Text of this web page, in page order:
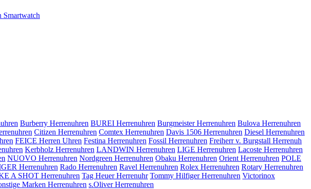
Smartwatch
Burberry Herrenuhren BUREI Herrenuhren Burgmeister Herrenuhren Bulova Herrenuhren
Citizen Herrenuhren Comtex Herrenuhren Davis 1506 Herrenuhren Diesel Herrenuhren
FEICE Herren Uhren Festina Herrenuhren Fossil Herrenuhren Freiherr v. Burgstall Herrenuh
Kerbholz Herrenuhren LANDWIN Herrenuhren LIGE Herrenuhren Lacoste Herrenuhren
NUOVO Herrenuhren Nordgreen Herrenuhren Obaku Herrenuhren Orient Herrenuhren POLE
Herrenuhren Rado Herrenuhren Ravel Herrenuhren Rolex Herrenuhren Rotary Herrenuhren
A SHOT Herrenuhren Tag Heuer Herrenuhr Tommy Hilfiger Herrenuhren Victorinox
Marken Herrenuhren s.Oliver Herrenuhren